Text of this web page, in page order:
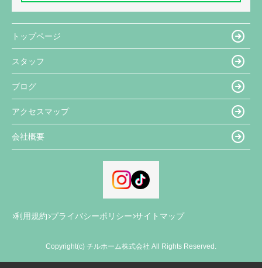
トップページ
スタッフ
ブログ
アクセスマップ
会社概要
利用規約 プライバシーポリシー サイトマップ
Copyright(c) チルホーム株式会社 All Rights Reserved.